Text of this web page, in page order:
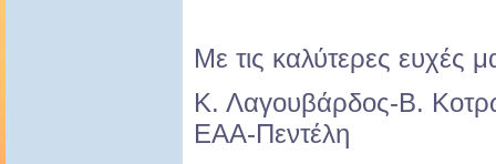
Με τις καλύτερες ευχές
Κ. Λαγουβάρδος-Β.
ΕΑΑ-Πεντέλη